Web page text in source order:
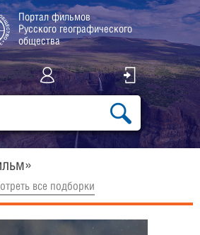
Портал фильмов
Русского географического
общества
все подборки